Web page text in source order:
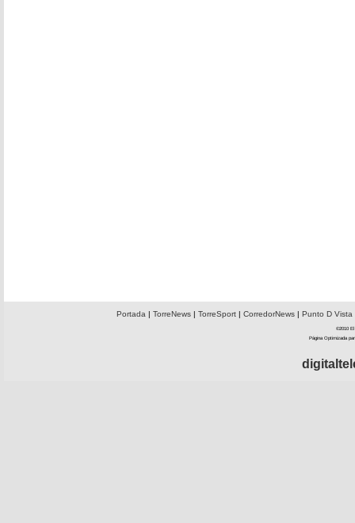
Portada | TorreNews| TorreSport| CorredorNews| Punto D Vista
©2010 El
Página Optimizada